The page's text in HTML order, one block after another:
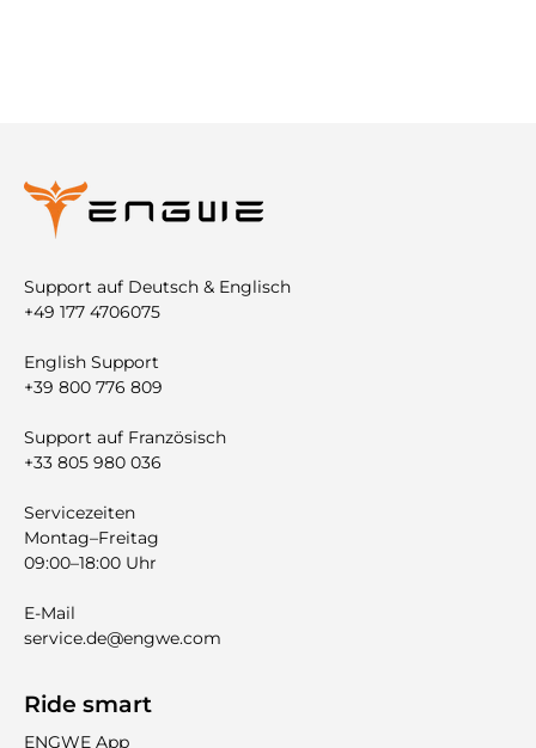
Support auf Deutsch & Englisch
+49 177 4706075
English Support
+39 800 776 809
Support auf Französisch
+33 805 980 036
Servicezeiten
Montag–Freitag
09:00–18:00 Uhr
E-Mail
service.de@engwe.com
Ride smart
ENGWE App